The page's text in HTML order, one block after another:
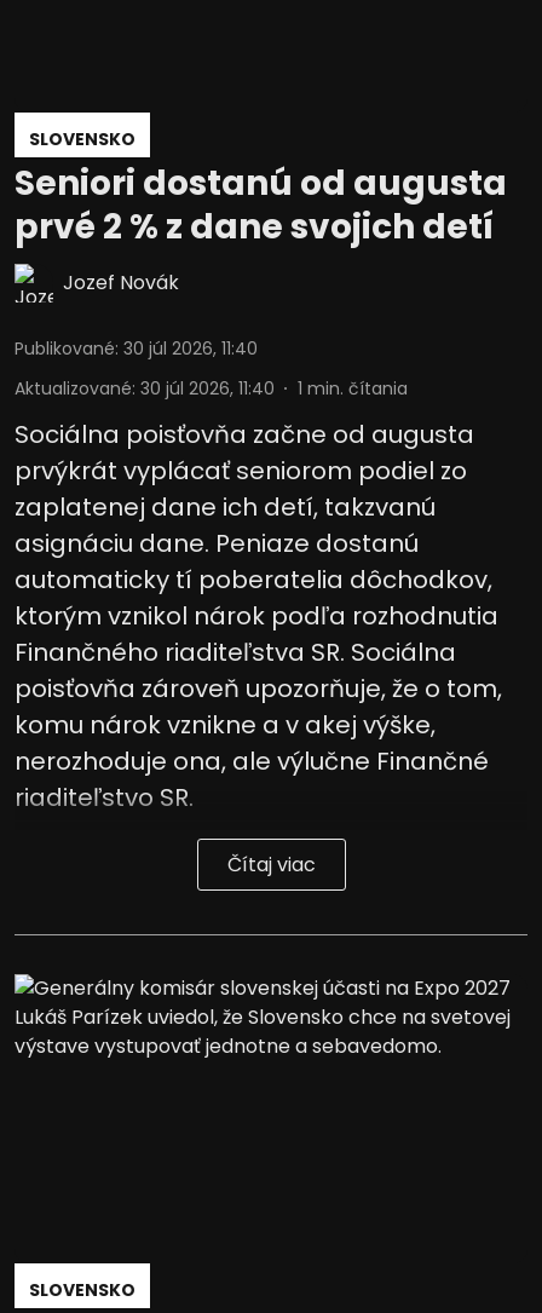
SLOVENSKO
Seniori dostanú od augusta
prvé 2 % z dane svojich detí
Jozef Novák
Publikované: 30 júl 2026, 11:40
Aktualizované: 30 júl 2026, 11:40 1 min. čítania
Sociálna poisťovňa začne od augusta
prvýkrát vyplácať seniorom podiel zo
zaplatenej dane ich detí, takzvanú
asignáciu dane. Peniaze dostanú
automaticky tí poberatelia dôchodkov,
ktorým vznikol nárok podľa rozhodnutia
Finančného riaditeľstva SR. Sociálna
poisťovňa zároveň upozorňuje, že o tom,
komu nárok vznikne a v akej výške,
nerozhoduje ona, ale výlučne Finančné
riaditeľstvo SR.
Čítaj viac
SLOVENSKO